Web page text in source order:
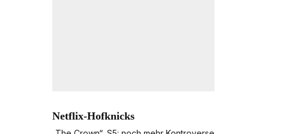
Netflix-Hofknicks